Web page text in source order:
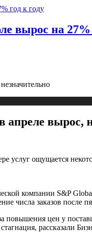
вырос на 27%
апреле вырос,
услуг ощущается
компании S&P
числа заказов после
повышения цен у
рассказали